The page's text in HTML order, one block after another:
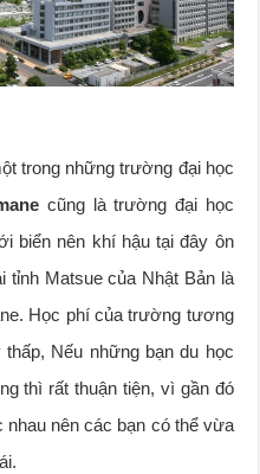
trong những trường đại học
cũng là trường đại học
biển nên khí hậu tại đây ôn
tỉnh Matsue của Nhật Bản là
Học phí của trường tương
Nếu những bạn du học
thì rất thuận tiện, vì gần đó
nên các bạn có thể vừa